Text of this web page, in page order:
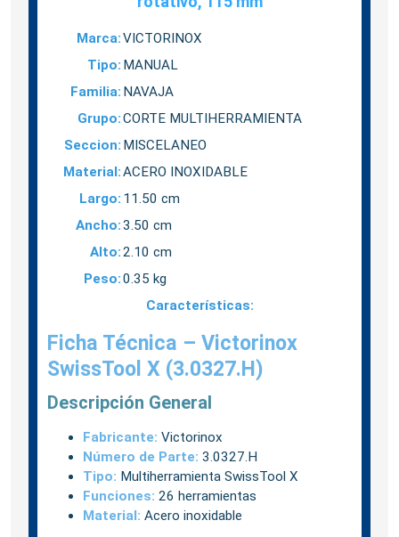
Marca:VICTORINOX
Tipo: MANUAL
Familia: NAVAJA
Grupo:CORTE MULTIHERRAMIENTA
Seccion: MISCELANEO
Material:ACERO INOXIDABLE
Largo: 11.50 cm
Ancho:3.50 cm
Alto:2.10 cm
Peso:0.35 kg
Características:
Ficha Técnica – Victorinox
SwissTool X (3.0327.H)
Descripción General
Fabricante: Victorinox
Número de Parte: 3.0327.H
Tipo: Multiherramienta SwissTool X
Funciones: 26 herramientas
Material: Acero inoxidable